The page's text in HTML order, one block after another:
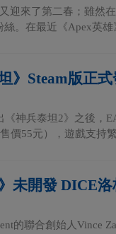
又迎來了第二春；雖然
。在最近《Apex英
》Steam版正
《神兵泰坦2》之後，
價55元），遊戲支持
未開發 DICE
的聯合創始人Vince